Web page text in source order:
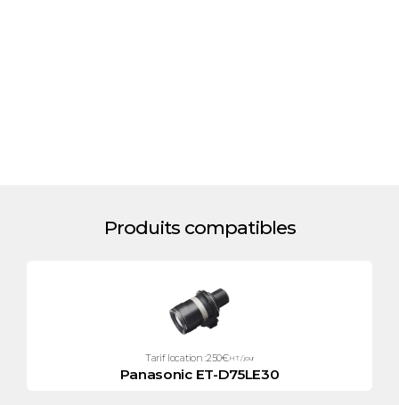
Produits compatibles
Tarif location :250€HT / jour
Panasonic ET-D75LE30